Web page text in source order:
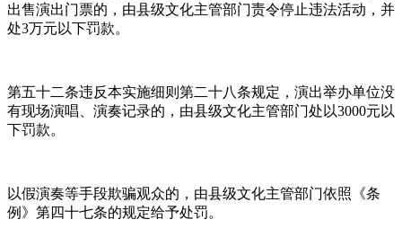
出售演出门票的，由县级文化主管部门责令停止违法活动，并
处3万元以下罚款。
第五十二条违反本实施细则第二十八条规定，演出举办单位没
有现场演唱、演奏记录的，由县级文化主管部门处以3000元以
下罚款。
以假演奏等手段欺骗观众的，由县级文化主管部门依照《条
例》第四十七条的规定给予处罚。